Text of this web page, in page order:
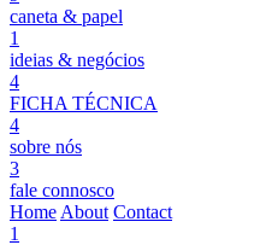
caneta & papel
1
ideias & negócios
4
FICHA TÉCNICA
4
sobre nós
3
fale connosco
Home About Contact
1